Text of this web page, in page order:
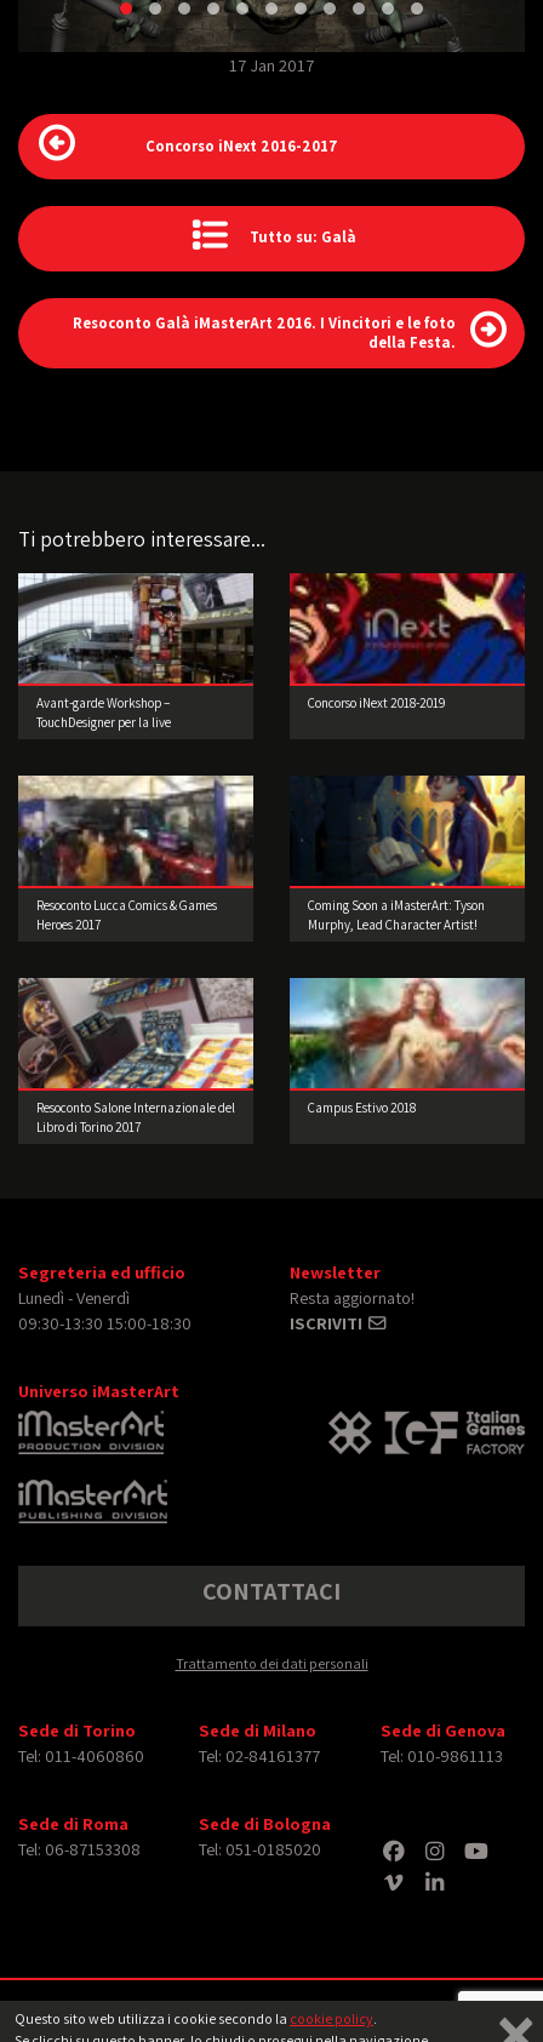
Questo sito web utilizza i cookie secondo la cookie policy.
17 Jan 2017
Concorso iNext 2016-2017
Tutto su: Galà
Resoconto Galà iMasterArt 2016. I Vincitori e le foto
della Festa.
Ti potrebbero interessare...
Avant-garde Workshop –
TouchDesigner per la live
Concorso iNext 2018-2019
Resoconto Lucca Comics & Games
Heroes 2017
Coming Soon a iMasterArt: Tyson
Murphy, Lead Character Artist!
Resoconto Salone Internazionale del
Libro di Torino 2017
Campus Estivo 2018
Segreteria ed ufficio
Lunedì - Venerdì
09:30-13:30 15:00-18:30
Newsletter
Resta aggiornato!
ISCRIVITI
Universo iMasterArt
CONTATTACI
Trattamento dei dati personali
Sede di Torino
Tel: 011-4060860
Sede di Milano
Tel: 02-84161377
Sede di Genova
Tel: 010-9861113
Sede di Roma
Tel: 06-87153308
Sede di Bologna
Tel: 051-0185020
Copyright © 2026 iMasterArt S.r.l. ‐ All rights reserved. Tutti i diritti relativi ad
immagini e video pubblicati sono dei rispettiviaventi diritto Note legali